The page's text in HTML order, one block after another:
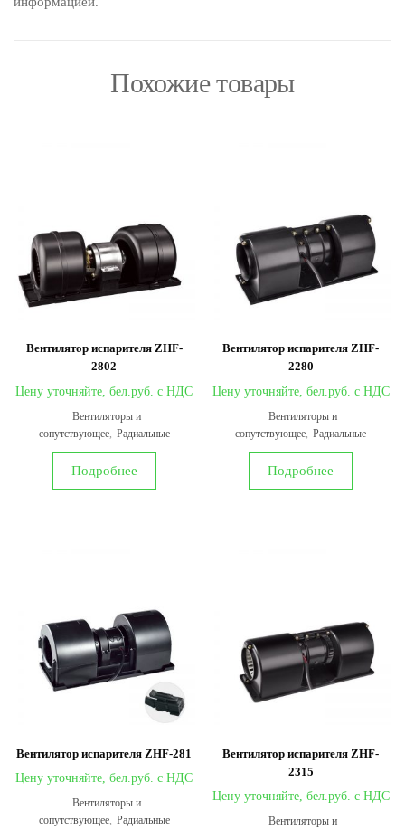
Похожие товары
Вентилятор испарителя ZHF-
2802
Цену уточняйте,
Вентиляторы и
сопутствующее, Радиальные
Подробнее
Вентилятор испарителя ZHF-
2280
Цену уточняйте,
Вентиляторы и
сопутствующее, Радиальные
Подробнее
Вентилятор испарителя ZHF-281
Цену уточняйте,
Вентиляторы и
сопутствующее, Радиальные
Вентилятор испарителя ZHF-
2315
Цену уточняйте,
Вентиляторы и